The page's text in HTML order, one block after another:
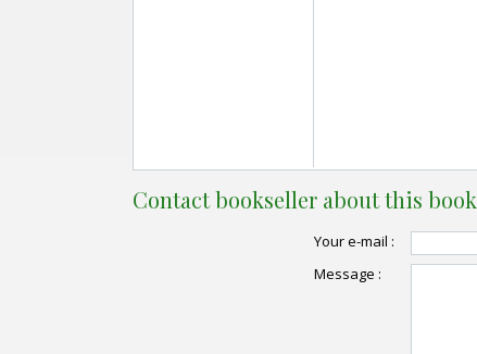
Contact bookseller about this book
Your e-mail :
Message :